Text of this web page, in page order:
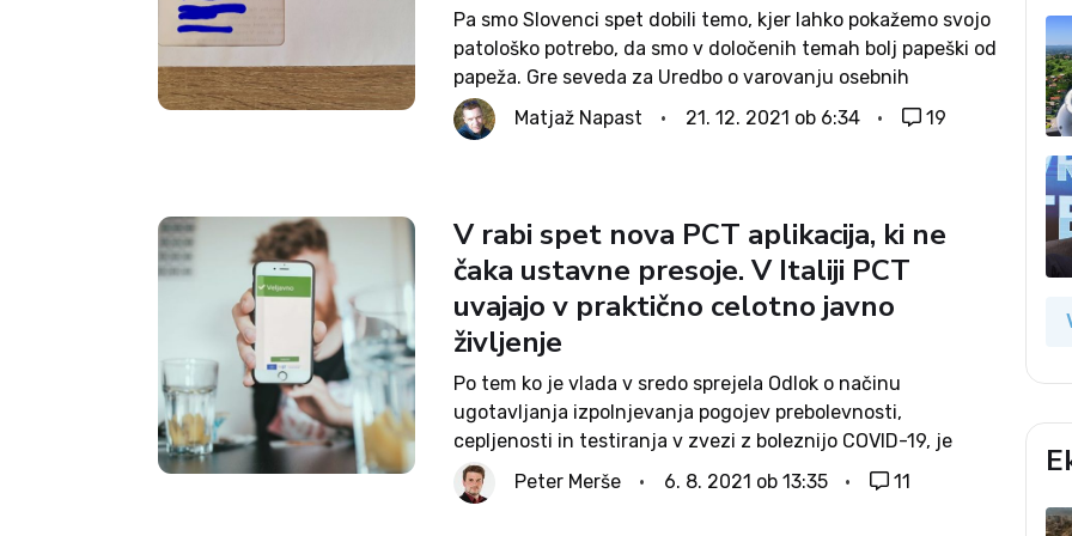
Pa smo Slovenci spet dobili temo, kjer lahko pokažemo svojo
patološko potrebo, da smo v določenih temah bolj papeški od
papeža. Gre seveda za Uredbo o varovanju osebnih
podatkov ali t.i. GDPR (General Data Protection Regulation),
ki je samo v...
Matjaž Napast 21. 12. 2021 ob 6:34 19
V rabi spet nova PCT aplikacija, ki ne
čaka ustavne presoje. V Italiji PCT
uvajajo v praktično celotno javno
življenje
Po tem ko je vlada v sredo sprejela Odlok o načinu
ugotavljanja izpolnjevanja pogojev prebolevnosti,
cepljenosti in testiranja v zvezi z boleznijo COVID-19, je
informacijska pooblaščenka Mojca Prelesnik prekinila
inšpekcijski postopek v zvezi z aplikacijami za preverjanje
Peter Merše 6. 8. 2021 ob 13:35 11